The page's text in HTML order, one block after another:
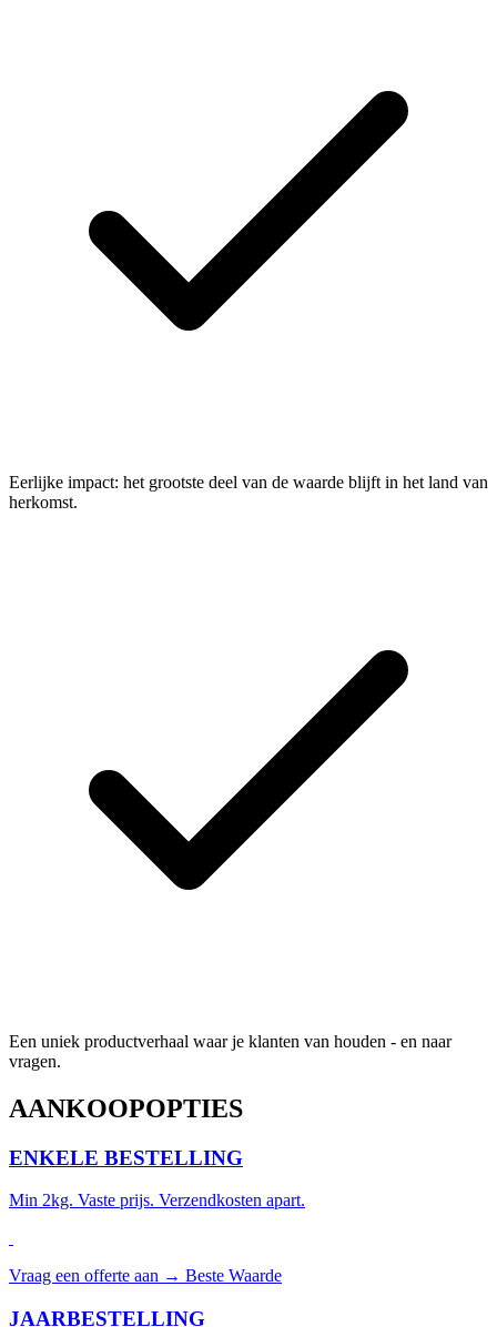
Eerlijke impact: het grootste deel van de waarde blijft in het land van
herkomst.
Een uniek productverhaal waar je klanten van houden - en naar
vragen.
AANKOOPOPTIES
ENKELE BESTELLING
Min 2kg. Vaste prijs. Verzendkosten apart.
Vraag een offerte aan → Beste Waarde
JAARBESTELLING